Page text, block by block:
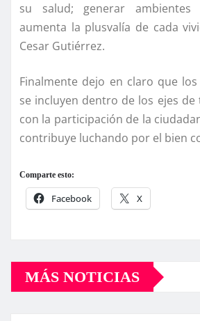
su salud; generar
aumenta la plusvalí­a de cada
Cesar Gutiérrez.
Finalmente dejo en claro que
se incluyen dentro de los ejes
con la participación de la
contribuye luchando por el bien
Comparte esto:
Facebook X
MÁS NOTICIAS